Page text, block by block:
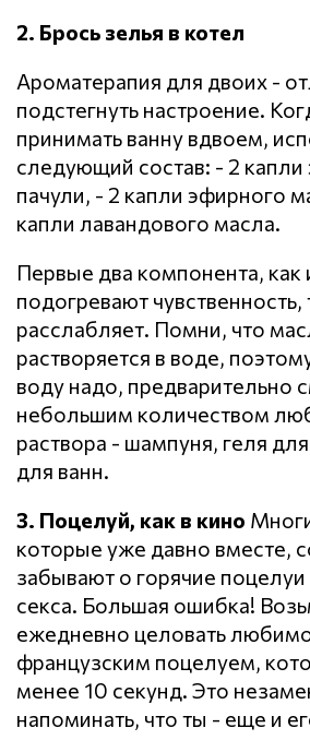
2. Брось зелья в котел
Ароматерапия для двоих -
подстегнуть настроение.
принимать ванну вдвоем,
следующий состав: - 2
пачули, - 2 капли эфирного
капли лавандового масла.
Первые два компонента, как
подогревают чувственность,
расслабляет. Помни, что
растворяется в воде,
воду надо, предварительно
небольшим количеством
раствора - шампуня, геля
для ванн.
3. Поцелуй, как в кино
которые уже давно вместе,
забывают о горячие
секса. Большая ошибка!
ежедневно целовать
французским поцелуем,
менее 10 секунд. Это
напоминать, что ты - еще и